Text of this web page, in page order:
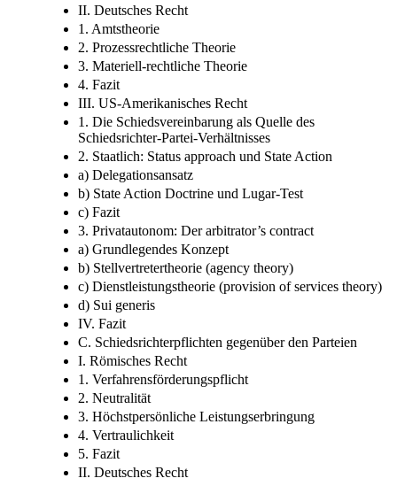
II. Deutsches Recht
1. Amtstheorie
2. Prozessrechtliche Theorie
3. Materiell-rechtliche Theorie
4. Fazit
III. US-Amerikanisches Recht
1. Die Schiedsvereinbarung als Quelle des
Schiedsrichter-Partei-Verhältnisses
2. Staatlich: Status approach und State Action
a) Delegationsansatz
b) State Action Doctrine und Lugar-Test
c) Fazit
3. Privatautonom: Der arbitrator’s contract
a) Grundlegendes Konzept
b) Stellvertretertheorie (agency theory)
c) Dienstleistungstheorie (provision of services theory)
d) Sui generis
IV. Fazit
C. Schiedsrichterpflichten gegenüber den Parteien
I. Römisches Recht
1. Verfahrensförderungspflicht
2. Neutralität
3. Höchstpersönliche Leistungserbringung
4. Vertraulichkeit
5. Fazit
II. Deutsches Recht